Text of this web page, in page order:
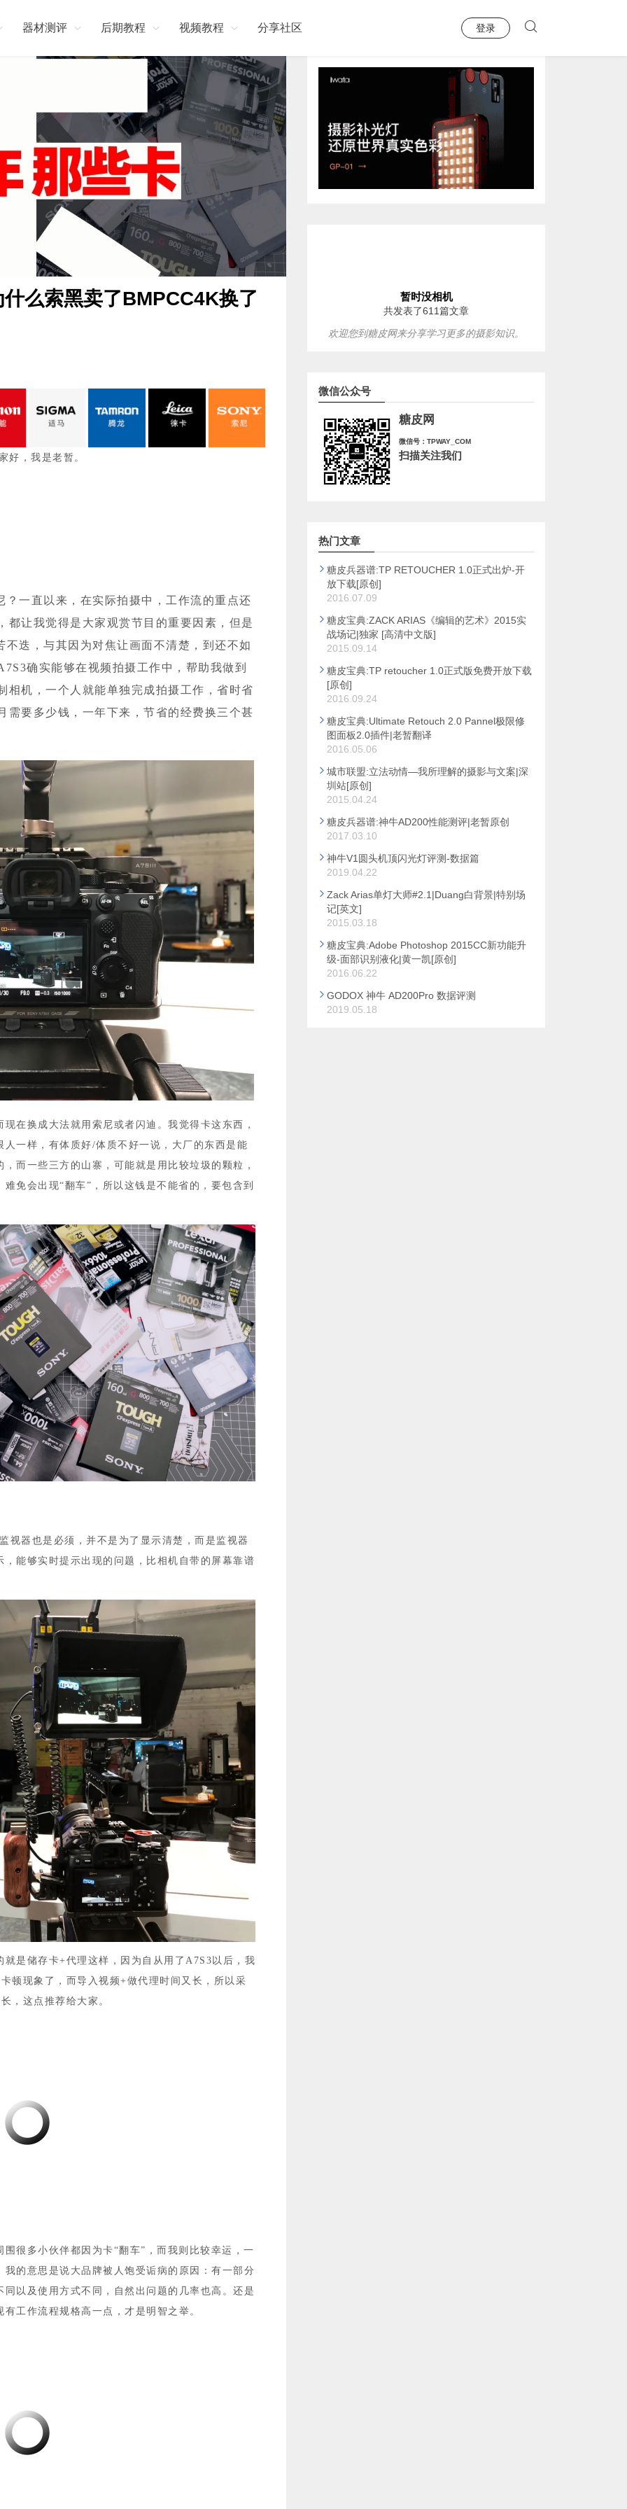
器材测评 后期教程 视频教程 分享社区 登录
么索黑卖了BMPCC4K换了
好，我是老暂 。
一直以来，在实际拍摄中，工作流的重点还
都让我觉得是大家观赏节目的重要因素，但是
迭，与其因为对焦让画面不清楚，到还不如
确实能够在视频拍摄工作中，帮助我做到
相机，一个人就能单独完成拍摄工作，省时省
需要多少钱，一年下来，节省的经费换三个甚
在换成大法就用索尼或者闪迪。我觉得卡这东西，
一样，有体质好/体质不好一说，大厂的东西是能
而一些三方的山寨，可能就是用比较垃圾的颗粒，
免会出现“翻车”，所以这钱是不能省的，要包含到
视器也是必须，并不是为了显示清楚，而是监视器
能够实时提示出现的问题，比相机自带的屏幕靠谱
是储存卡+代理这样，因为自从用了A7S3以后，我
顿现象了，而导入视频+做代理时间又长，所以采
，这点推荐给大家。
很多小伙伴都因为卡“翻车”，而我则比较幸运，一
的意思是说大品牌被人饱受诟病的原因：有一部分
以及使用方式不同，自然出问题的几率也高。还是
工作流程规格高一点，才是明智之举。
暂时没相机
共发表了611篇文章
欢迎您到糖皮网来分享学习更多的摄影知识。
微信公众号
糖皮网
微信号：TPWAY_COM
扫描关注我们
热门文章
糖皮兵器谱:TP RETOUCHER 1.0正式出炉-开
放下载[原创]
2016.07.09
糖皮宝典:ZACK ARIAS《编辑的艺术》2015实
战场记|独家 [高清中文版]
2015.09.14
糖皮宝典:TP retoucher 1.0正式版免费开放下载
[原创]
2016.09.24
糖皮宝典:Ultimate Retouch 2.0 Pannel极限修
图面板2.0插件|老暂翻译
2016.05.06
城市联盟:立法动情—我所理解的摄影与文案|深
圳站[原创]
2015.04.24
糖皮兵器谱:神牛AD200性能测评|老暂原创
2017.03.10
神牛V1圆头机顶闪光灯评测-数据篇
2019.04.22
Zack Arias单灯大师#2.1|Duang白背景|特别场
记[英文]
2015.03.18
糖皮宝典:Adobe Photoshop 2015CC新功能升
级-面部识别液化|黄一凯[原创]
2016.06.22
GODOX 神牛 AD200Pro 数据评测
2019.05.18